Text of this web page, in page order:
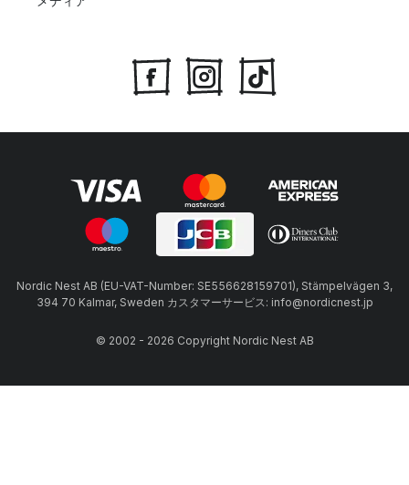
Nordic Nest AB (EU-VAT-Number: SE556628159701), Stämpelvägen 3,
394 70 Kalmar, Sweden カスタマーサービス: info@nordicnest.jp
© 2002 - 2026 Copyright Nordic Nest AB